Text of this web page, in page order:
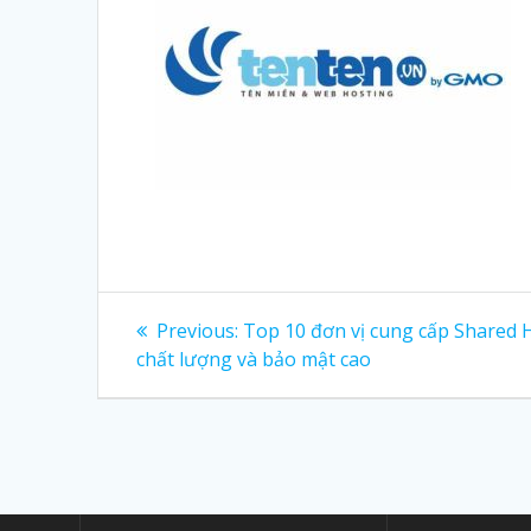
Post
navigation
Previous: Previous
post:
Top 10 đơn vị cung cấp Shared
chất lượng và bảo mật cao